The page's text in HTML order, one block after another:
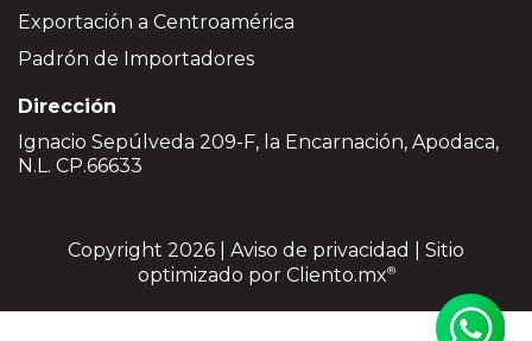
Exportación a Centroamérica
Padrón de Importadores
Dirección
Ignacio Sepúlveda 209-F, la Encarnación, Apodaca,
N.L. CP.66633
Copyright 2026 | Aviso de privacidad
| Sitio
optimizado por Cliento.mx®